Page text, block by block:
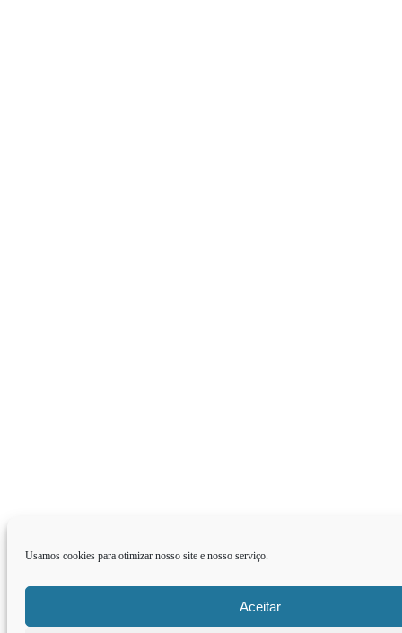
Usamos cookies para otimizar nosso site e nosso serviço.
Aceitar